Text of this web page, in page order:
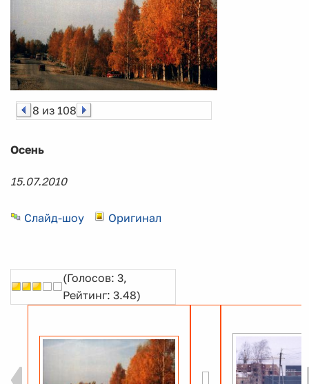
8 из 108
Осень
15.07.2010
Слайд-шоу Оригинал
(Голосов: 3,
Рейтинг: 3.48)